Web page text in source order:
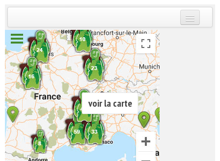
INSCRIVEZ-VOUS | ABONNEZ-VOUS
voir la carte